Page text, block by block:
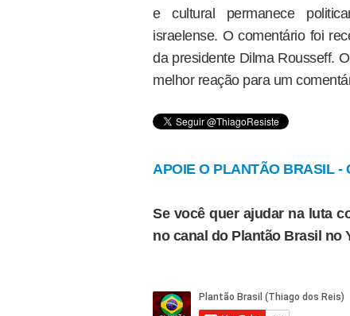
e cultural permanece
israelense. O comentário foi
da presidente Dilma Rousseff.
melhor reação para um
APOIE O PLANTÃO BRASIL -
Se você quer ajudar na luta
no canal do Plantão Brasil no